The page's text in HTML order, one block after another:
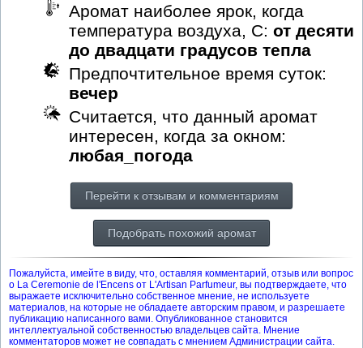
Аромат наиболее ярок, когда
температура воздуха, С: от десяти
до двадцати градусов тепла
Предпочтительное время суток:
вечер
Считается, что данный аромат
интересен, когда за окном:
любая_погода
Перейти к отзывам и комментариям
Подобрать похожий аромат
Пожалуйста, имейте в виду, что, оставляя комментарий, отзыв или вопрос
о La Ceremonie de l'Encens от L'Artisan Parfumeur, вы подтверждаете, что
выражаете исключительно собственное мнение, не используете
материалов, на которые не обладаете авторским правом, и разрешаете
публикацию написанного вами. Опубликованное становится
интеллектуальной собственностью владельцев сайта. Мнение
комментаторов может не совпадать с мнением Администрации сайта.